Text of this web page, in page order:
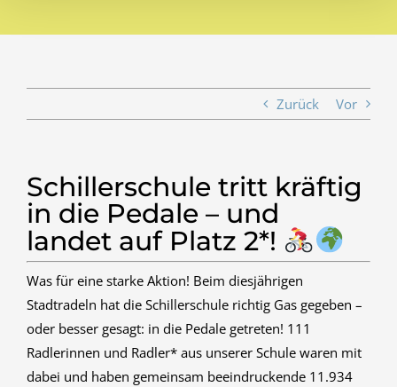
Zurück Vor
Schillerschule tritt kräftig
in die Pedale – und
landet auf Platz 2*!
Was für eine starke Aktion! Beim diesjährigen
Stadtradeln hat die Schillerschule richtig Gas gegeben –
oder besser gesagt: in die Pedale getreten! 111
Radlerinnen und Radler* aus unserer Schule waren mit
dabei und haben gemeinsam beeindruckende 11.934